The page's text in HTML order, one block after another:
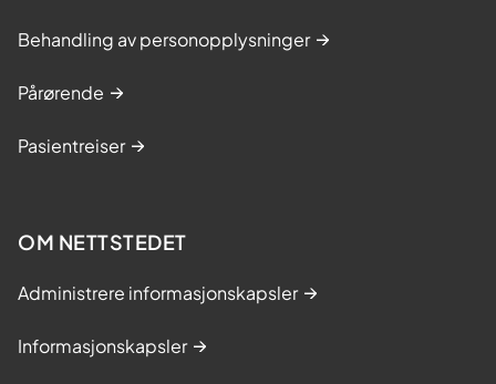
Behandling av personopplysninger
Pårørende
Pasientreiser
OM NETTSTEDET
Administrere informasjonskapsler
Informasjonskapsler